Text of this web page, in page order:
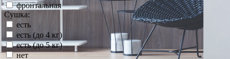
фронтальная
Сушка:
есть
есть (до 4 кг)
есть (до 5 кг)
нет